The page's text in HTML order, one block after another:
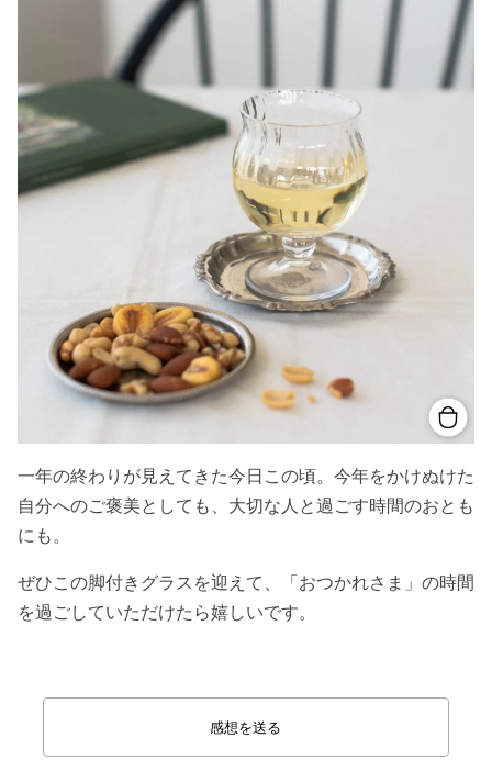
一年の終わりが見えてきた今日この頃。今年をかけぬけた
自分へのご褒美としても、大切な人と過ごす時間のおとも
にも。
ぜひこの脚付きグラスを迎えて、
「おつかれさま」の時間
を過ごしていただけたら嬉しいです。
感想を送る